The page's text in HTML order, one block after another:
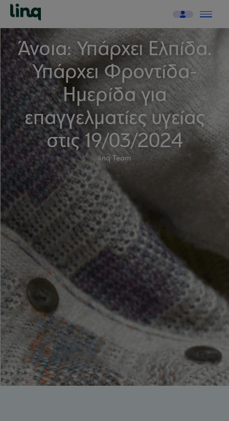
Άνοια: Υπάρχει Ελπίδα.
Υπάρχει Φροντίδα-
Ημερίδα για
επαγγελματίες υγείας
στις 19/03/2024
linq Team